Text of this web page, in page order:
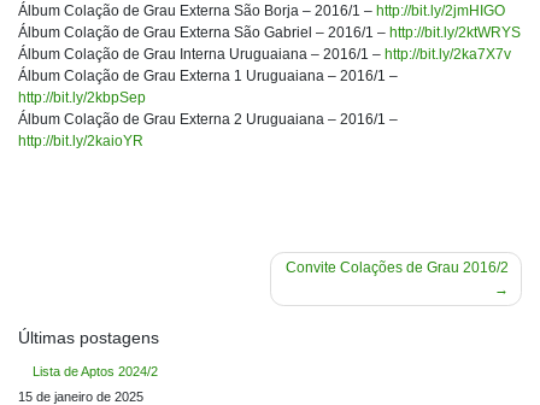
Álbum Colação de Grau Externa São Borja – 2016/1 – http://bit.ly/2jmHIGO
Álbum Colação de Grau Externa São Gabriel – 2016/1 – http://bit.ly/2ktWRYS
Álbum Colação de Grau Interna Uruguaiana – 2016/1 – http://bit.ly/2ka7X7v
Álbum Colação de Grau Externa 1 Uruguaiana – 2016/1 –
http://bit.ly/2kbpSep
Álbum Colação de Grau Externa 2 Uruguaiana – 2016/1 –
http://bit.ly/2kaioYR
Post
Convite Colações de Grau 2016/2
Últimas postagens
Lista de Aptos 2024/2
15 de janeiro de 2025